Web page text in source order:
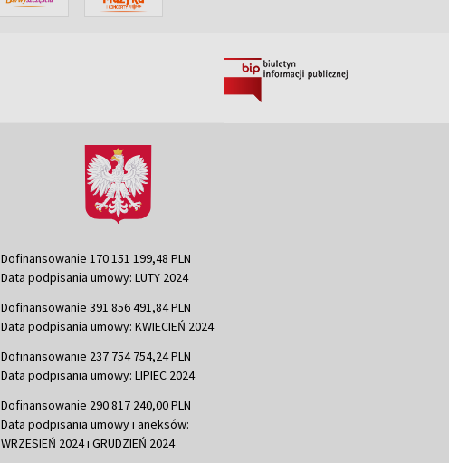
Dofinansowanie 170 151 199,48 PLN
Data podpisania umowy: LUTY 2024
Dofinansowanie 391 856 491,84 PLN
Data podpisania umowy: KWIECIEŃ 2024
Dofinansowanie 237 754 754,24 PLN
Data podpisania umowy: LIPIEC 2024
Dofinansowanie 290 817 240,00 PLN
Data podpisania umowy i aneksów:
WRZESIEŃ 2024 i GRUDZIEŃ 2024